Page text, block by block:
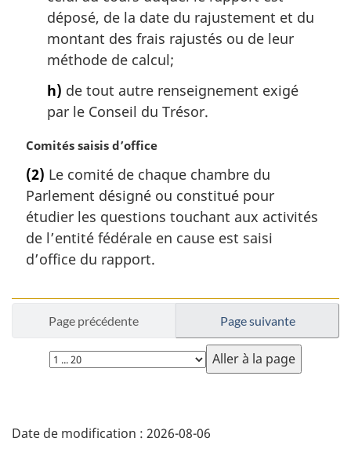
déposé, de la date du rajustement et du
montant des frais rajustés ou de leur
méthode de calcul;
h) de tout autre renseignement exigé
par le Conseil du Trésor.
N
t
e
m
a
g
n
Comités saisis d’office
(2) Le comité de chaque chambre du
Parlement désigné ou constitué pour
étudier les questions touchant aux activités
de l’entité fédérale en cause est saisi
d’office du rapport.
Page précédente Page suivante
Choisissez
la
é
Date de modification : 2026-08-06